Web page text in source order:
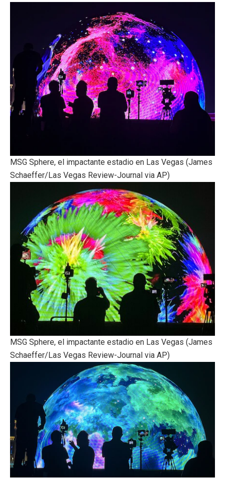
MSG Sphere, el impactante estadio en Las Vegas (James
Schaeffer/Las Vegas Review-Journal via AP)
MSG Sphere, el impactante estadio en Las Vegas (James
Schaeffer/Las Vegas Review-Journal via AP)